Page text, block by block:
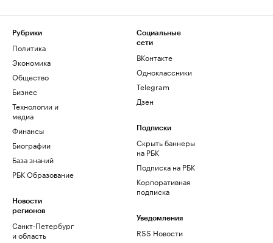
Рубрики
Политика
Экономика
Общество
Бизнес
Технологии и
медиа
Финансы
Биографии
База знаний
РБК Образование
Новости
регионов
Санкт-Петербург
и область
Социальные
сети
ВКонтакте
Одноклассники
Telegram
Дзен
Подписки
Скрыть баннеры
на РБК
Подписка на РБК
Корпоративная
подписка
Уведомления
RSS Новости